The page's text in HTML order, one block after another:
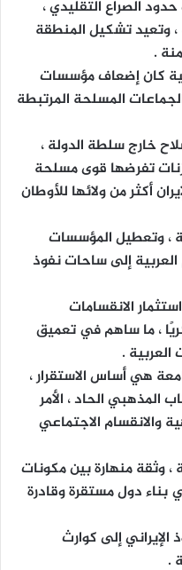
الصراع التقليدي ،
، وتعيد تشكيل المنطقة
.
كان إضعاف مؤسسات
المسلحة المرتبطة
خارج سلطة الدولة ،
تفرضها قوى مسلحة
أكثر من ولائها للأوطان
، وتعطيل المؤسسات
إلى ساحات نفوذ
الانقسامات
، ما ساهم في تعميق
.
هي أساس الاستقرار ،
الحاد ، الأمر
والانقسام الاجتماعي
وثقة منهارة بين مكونات
بناء دول مستقرة وقادرة
الإيراني إلى كوارث
.